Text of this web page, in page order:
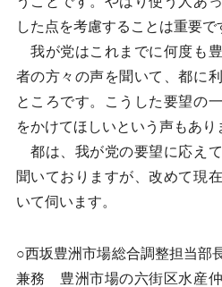
した点を考慮することは重要で
我が党はこれまでに何度も
者の方々の声を聞いて、都に
ところです。こうした要望の
をかけてほしいという声もあり
都は、我が党の要望に応え
聞いておりますが、改めて現
いて伺います。
○西坂豊洲市場総合調整担当部
兼務 豊洲市場の六街区水産